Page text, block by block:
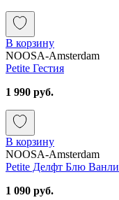
В корзину
NOOSA-Amsterdam
Petite Гестия
1 990 руб.
В корзину
NOOSA-Amsterdam
Petite Делфт Блю Ванли
1 090 руб.